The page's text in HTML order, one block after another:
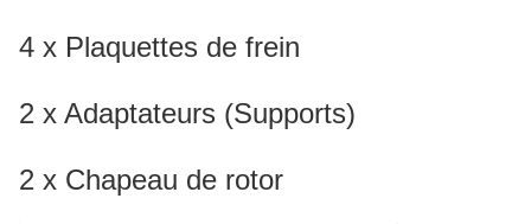
4 x Plaquettes de frein
2 x Adaptateurs (Supports)
2 x Chapeau de rotor